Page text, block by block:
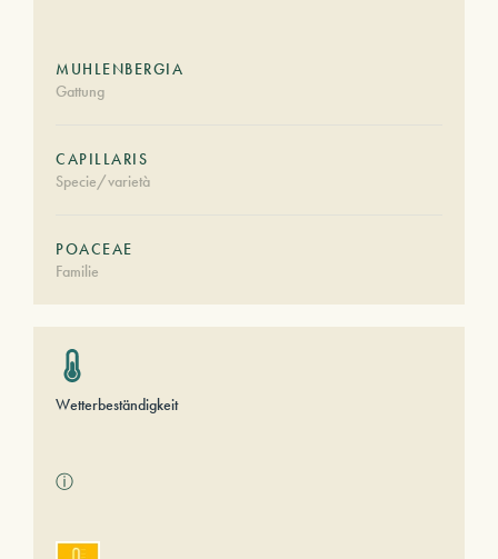
MUHLENBERGIA
Gattung
CAPILLARIS
Specie/varietà
POACEAE
Familie
Wetterbeständigkeit
ⓘ